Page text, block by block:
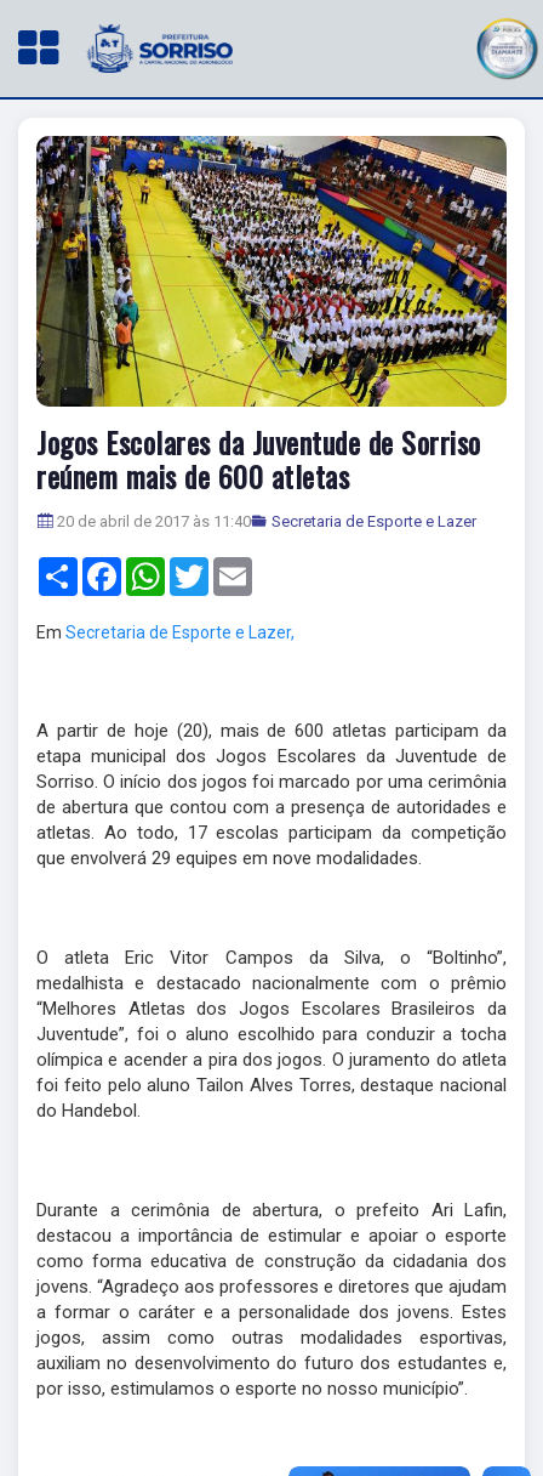
Jogos Escolares da Juventude de Sorriso
reúnem mais de 600 atletas
20 de abril de 2017 às 11:40 Secretaria de Esporte e Lazer
Share FacebookWhatsApp
Twitter
Em Secretaria de Esporte e Lazer,
A partir de hoje (20), mais de 600 atletas participam da
etapa municipal dos Jogos Escolares da Juventude de
Sorriso. O início dos jogos foi marcado por uma cerimônia
de abertura que contou com a presença de autoridades e
atletas. Ao todo, 17 escolas participam da competição
que envolverá 29 equipes em nove modalidades.
O atleta Eric Vitor Campos da Silva, o “Boltinho”,
medalhista e destacado nacionalmente com o prêmio
“Melhores Atletas dos Jogos Escolares Brasileiros da
Juventude”, foi o aluno escolhido para conduzir a tocha
olímpica e acender a pira dos jogos. O juramento do atleta
foi feito pelo aluno Tailon Alves Torres, destaque nacional
do Handebol.
Durante a cerimônia de abertura, o prefeito Ari Lafin,
destacou a importância de estimular e apoiar o esporte
como forma educativa de construção da cidadania dos
jovens. “Agradeço aos professores e diretores que ajudam
a formar o caráter e a personalidade dos jovens. Estes
jogos, assim como outras modalidades esportivas,
auxiliam no desenvolvimento do futuro dos estudantes e,
por isso, estimulamos o esporte no nosso município”.